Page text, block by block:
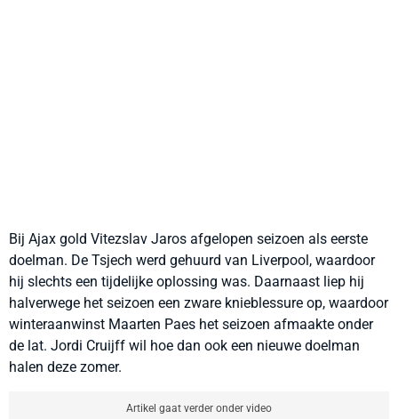
Bij Ajax gold Vitezslav Jaros afgelopen seizoen als eerste
doelman. De Tsjech werd gehuurd van Liverpool, waardoor
hij slechts een tijdelijke oplossing was. Daarnaast liep hij
halverwege het seizoen een zware knieblessure op, waardoor
winteraanwinst Maarten Paes het seizoen afmaakte onder
de lat. Jordi Cruijff wil hoe dan ook een nieuwe doelman
halen deze zomer.
Artikel gaat verder onder video